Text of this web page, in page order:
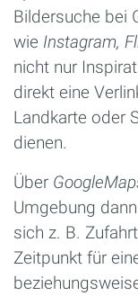
Bildersuche bei
wie Instagram,
nicht nur
direkt eine
Landkarte oder
dienen.
Über
Umgebung
sich z. B.
Zeitpunkt für